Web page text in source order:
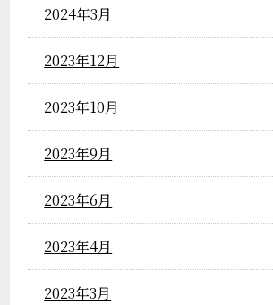
2024年3月
2023年12月
2023年10月
2023年9月
2023年6月
2023年4月
2023年3月